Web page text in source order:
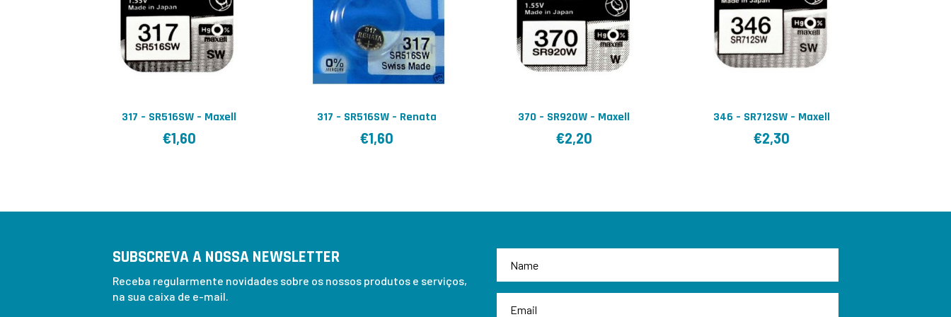
317 – SR516SW – Maxell
€1,60
317 – SR516SW – Renata
€1,60
370 – SR920W – Maxell
€2,20
346 – SR712SW – Maxell
€2,30
SUBSCREVA A NOSSA NEWSLETTER
Receba regularmente novidades sobre os nossos produtos e serviços,
na sua caixa de e-mail.